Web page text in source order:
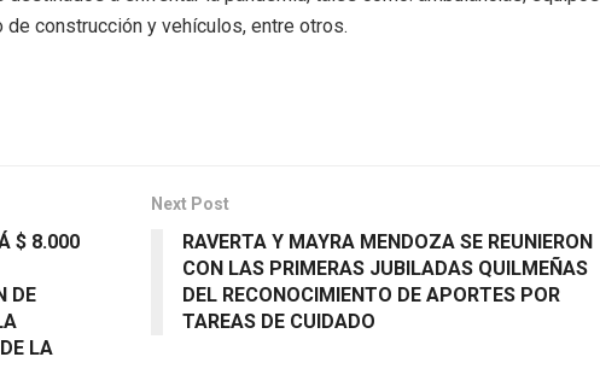
construcción y vehículos, entre otros.
$ 8.000
DE
LA
Next Post
RAVERTA Y MAYRA MENDOZA SE REUNIERON
CON LAS PRIMERAS JUBILADAS QUILMEÑAS
DEL RECONOCIMIENTO DE APORTES POR
TAREAS DE CUIDADO